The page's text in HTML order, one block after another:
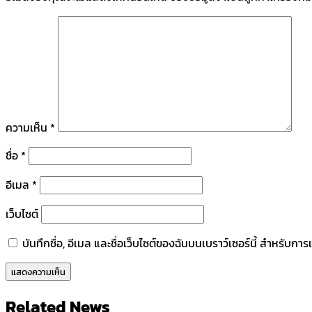
ความเห็น *
ชื่อ *
อีเมล *
เว็บไซต์
บันทึกชื่อ, อีเมล และชื่อเว็บไซต์ของฉันบนเบราว์เซอร์นี้ สำหรับกา
Related News